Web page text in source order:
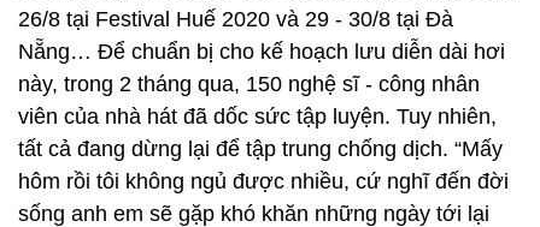
26/8 tại Festival Huế 2020 và 29 - 30/8 tại Đà
Nẵng… Để chuẩn bị cho kế hoạch lưu diễn dài hơi
này, trong 2 tháng qua, 150 nghệ sĩ - công nhân
viên của nhà hát đã dốc sức tập luyện. Tuy nhiên,
tất cả đang dừng lại để tập trung chống dịch. “Mấy
hôm rồi tôi không ngủ được nhiều, cứ nghĩ đến đời
sống anh em sẽ gặp khó khăn những ngày tới lại